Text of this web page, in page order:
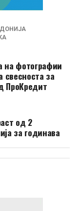
на фотографии
свесноста за
ПроКредит
од 2
за годинава